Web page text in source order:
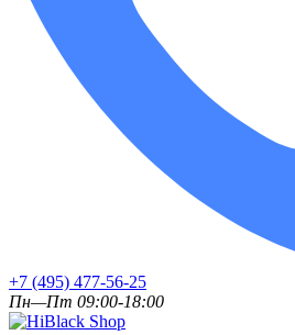
+7 (495) 477-56-25
Пн—Пт 09:00-18:00